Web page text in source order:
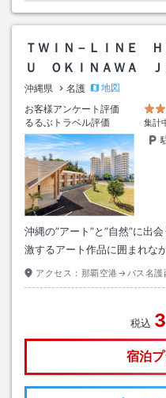
ＴＷＩＮ－ＬＩＮＥ
Ｕ ＯＫＩＮＡＷＡ Ｊ
沖縄県 名護
地図
お客様アンケート評価
るるぶトラベル評価
集計
沖縄の”アート”と”自然”に出
激するアート作品に囲まれな
アクセス： 那覇空港→バス名護
税込
宿泊